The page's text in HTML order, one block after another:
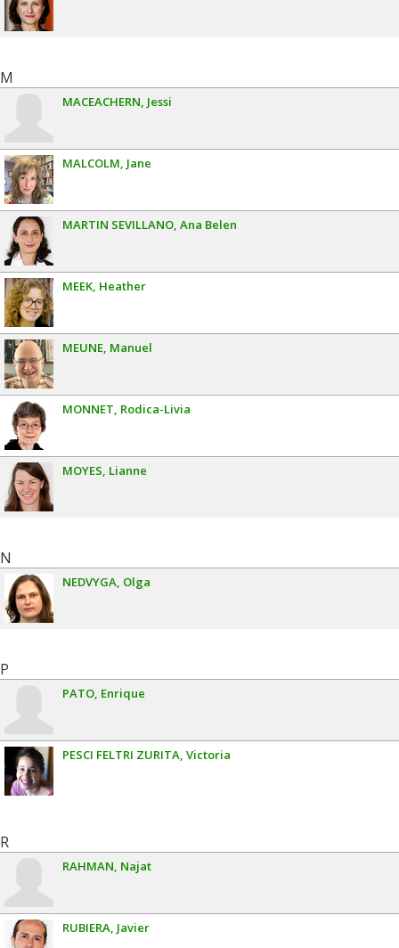
M
MACEACHERN Jessi
MALCOLM Jane
MARTIN SEVILLANO Ana Belen
MEEK Heather
MEUNE Manuel
MONNET Rodica-Livia
MOYES Lianne
N
NEDVYGA Olga
P
PATO Enrique
PESCI FELTRI ZURITA Victoria
R
RAHMAN Najat
RUBIERA Javier